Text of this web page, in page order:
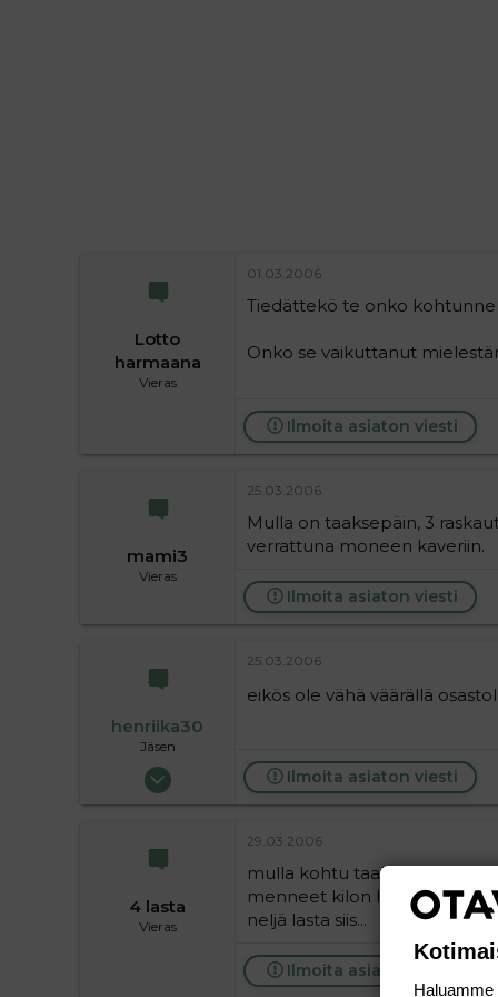
Lotto
harmaana
Vieras
01.03.2006
Tiedättekö te onko kohtunne
Onko se vaikuttanut
Ilmoita asiaton viesti
mami3
Vieras
25.03.2006
Mulla on taaksepäin, 3
verrattuna moneen kaveriin.
Ilmoita asiaton viesti
henriika30
Jäsen
17.01.2006
25.03.2006
eikös ole vähä väärällä
Ilmoita asiaton viesti
4 lasta
Vieras
29.03.2006
mulla kohtu taaksepäin.
menneet kilon liian pieniksi
neljä lasta siis...
Ilmoita asiaton viesti
Haluamme